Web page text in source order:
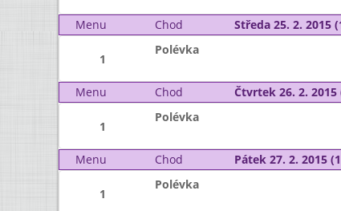
Menu Chod Středa 25. 2. 2015
1
Polévka
Menu Chod Čtvrtek 26. 2. 2015
1
Polévka
Menu Chod Pátek 27. 2. 2015
1
Polévka